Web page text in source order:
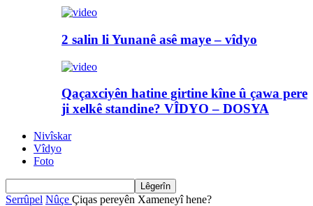
2 salin li Yunanê asê maye – vîdyo
Qaçaxciyên hatine girtine kîne û çawa pere
ji xelkê standine? VÎDYO – DOSYA
Nivîskar
Vîdyo
Foto
Serrûpel Nûçe Çiqas pereyên Xameneyî hene?